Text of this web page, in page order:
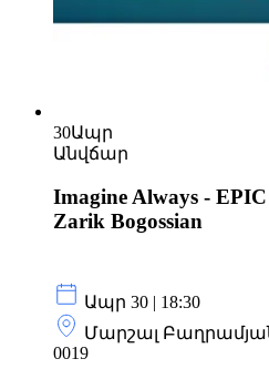
30Ապր
Անվճար
Imagine Always -
Zarik Bogossian
Ապր 30 | 18:30
Մարշալ
0019